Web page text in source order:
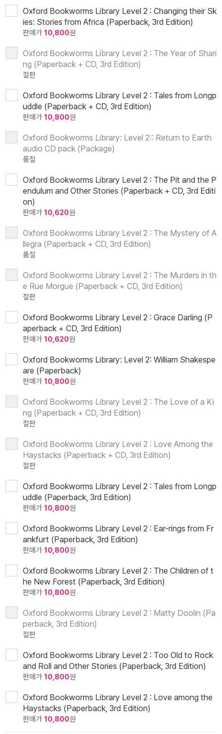
Oxford Bookworms Library Level 2 : Changing their Sk
ies: Stories from Africa (Paperback, 3rd Edition)
판매가 10,800원
Oxford Bookworms Library Level 2 : The Year of Shari
ng (Paperback + CD, 3rd Edition)
절판
Oxford Bookworms Library Level 2 : Tales from Longp
uddle (Paperback + CD, 3rd Edition)
판매가 10,800원
Oxford Bookworms Library: Level 2:: Return to Earth
audio CD pack (Package)
품절
Oxford Bookworms Library Level 2 : The Pit and the P
endulum and Other Stories (Paperback + CD, 3rd Editi
on)
판매가 10,620원
Oxford Bookworms Library Level 2 : The Mystery of A
llegra (Paperback + CD, 3rd Edition)
품절
Oxford Bookworms Library Level 2 : The Murders in th
e Rue Morgue (Paperback + CD, 3rd Edition)
절판
Oxford Bookworms Library Level 2 : Grace Darling (P
aperback + CD, 3rd Edition)
판매가 10,620원
Oxford Bookworms Library: Level 2: William Shakespe
are (Paperback)
판매가 10,800원
Oxford Bookworms Library Level 2 : The Love of a Ki
ng (Paperback + CD, 3rd Edition)
절판
Oxford Bookworms Library Level 2 : Love Among the
Haystacks (Paperback + CD, 3rd Edition)
절판
Oxford Bookworms Library Level 2 : Tales from Longp
uddle (Paperback, 3rd Edition)
판매가 10,800원
Oxford Bookworms Library Level 2 : Ear-rings from Fr
ankfurt (Paperback, 3rd Edition)
판매가 10,800원
Oxford Bookworms Library Level 2 : The Children of t
he New Forest (Paperback, 3rd Edition)
판매가 10,800원
Oxford Bookworms Library Level 2 : Matty Doolin (Pa
perback, 3rd Edition)
절판
Oxford Bookworms Library Level 2 : Too Old to Rock
and Roll and Other Stories (Paperback, 3rd Edition)
판매가 10,800원
Oxford Bookworms Library Level 2 : Love among the
Haystacks (Paperback, 3rd Edition)
판매가 10,800원